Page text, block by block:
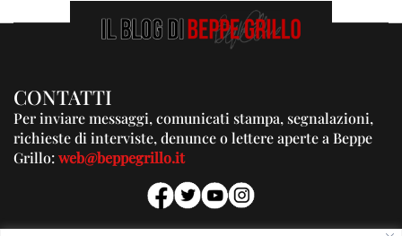
CONTATTI
Per inviare messaggi, comunicati stampa, segnalazioni,
richieste di interviste, denunce o lettere aperte a Beppe
Grillo:web@beppegrillo.it